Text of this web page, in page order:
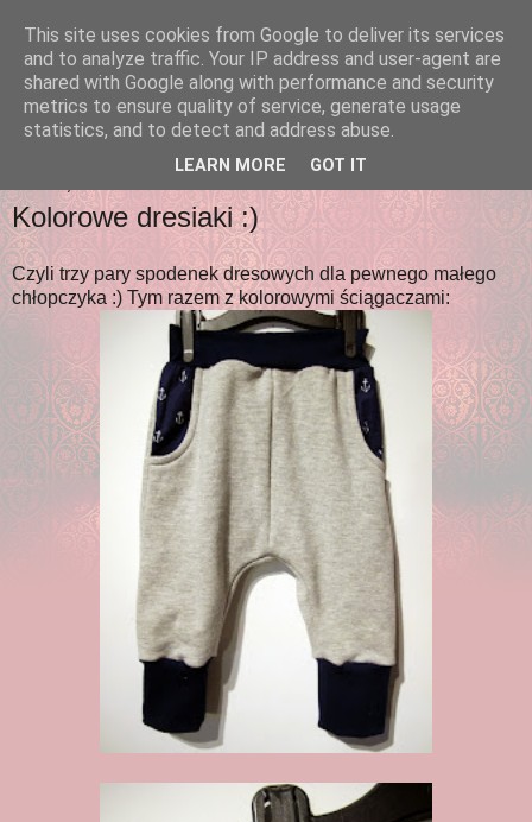
ArtAda
... czyli adriany pasje małe i duże :)
Kolorowe dresiaki :)
Czyli trzy pary spodenek dresowych dla pewnego małego
chłopczyka :) Tym razem z kolorowymi ściągaczami:
This site uses cookies from Google to deliver its services
and to analyze traffic. Your IP address and user-agent are
shared with Google along with performance and security
metrics to ensure quality of service, generate usage
statistics, and to detect and address abuse.
LEARN MORE GOT IT